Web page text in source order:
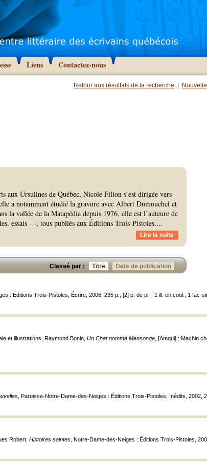
Liens Contactez-nous
Retour aux résultats de la recherche
aux Ursulines de Québec, Nicole Filion s’est dirigée vers
a notamment étudié la gravure avec Albert Dumouchel et
la vallée de la Matapédia depuis 1976, elle est l’auteure de
essais —, tous publiés aux Éditions Trois-Pistoles....
Lire la suite
Classé par : Titre Date de publication
: Éditions Trois-Pistoles, Écrire, 2006, 235 p., [2] p. de pl. : 1 ill. en coul., 1 fac-
et illustrations, Raymond Bonin, Un Chat nommé Mensonge , [Amqui] : Machin
, Paroisse-Notre-Dame-des-Neiges : Éditions Trois-Pistoles, Inédits, 2002,
Robert, Histoires saintes , Notre-Dame-des-Neiges : Éditions Trois-Pistoles,